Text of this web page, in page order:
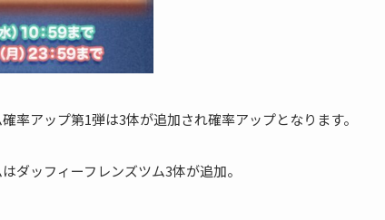
率アップ第1弾は3体が追加され確率アップとなります。
ダッフィーフレンズツム3体が追加。